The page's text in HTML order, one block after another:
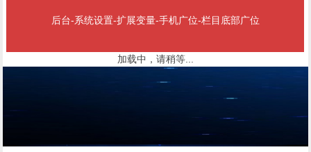
后台-系统设置-扩展变量-手机广位-栏目底部广位
加载中，请稍等...